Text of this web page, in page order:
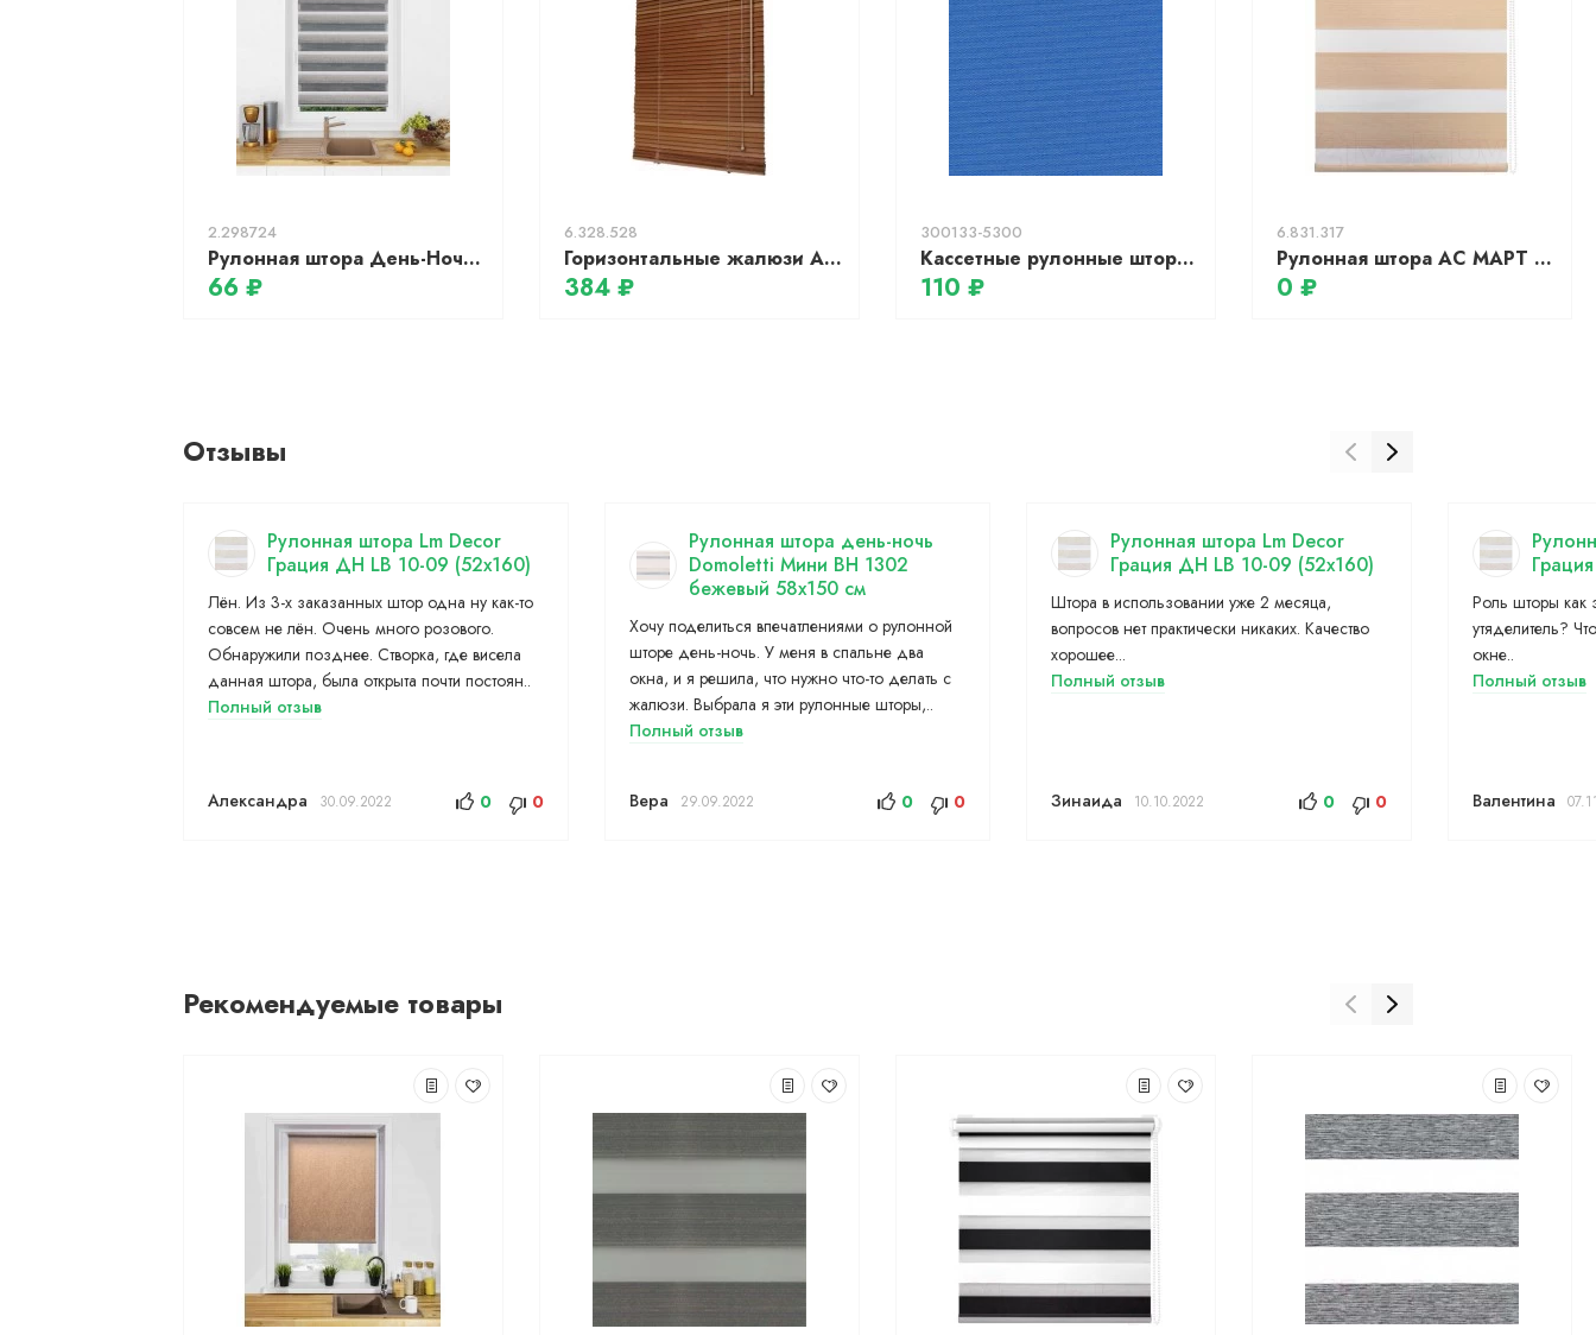
2.298724
Рулонная штора День-Ночь LB 55-04, 57х160см, серый
66 ₽
6.328.528
Горизонтальные жалюзи АС МАРТ 9797 52x150 (вишня)
384 ₽
300133-5300
Кассетные рулонные шторы УНИ 1 - АЛЬФА BLACK-OUT синий
110 ₽
6.831.317
Рулонная штора АС МАРТ Юпитер 40x200 (бежевый)
0 ₽
Отзывы
Рулонная штора Lm Decor
Грация ДН LB 10-09 (52x160)
Лён. Из 3-х заказанных штор одна ну как-то
совсем не лён. Очень много розового.
Обнаружили позднее. Створка, где висела
данная штора, была открыта почти постоян..
Полный отзыв
Александра 30.09.2022 0 0
Рулонная штора день-ночь
Domoletti Мини BH 1302
бежевый 58x150 см
Хочу поделиться впечатлениями о рулонной
шторе день-ночь. У меня в спальне два
окна, и я решила, что нужно что-то делать с
жалюзи. Выбрала я эти рулонные шторы,..
Полный отзыв
Вера 29.09.2022 0 0
Рулонная штора Lm Decor
Грация ДН LB 10-09 (52x160)
Штора в использовании уже 2 месяца,
вопросов нет практически никаких. Качество
хорошее...
Полный отзыв
Зинаида 10.10.2022 0 0
Роль шторы как
утяделитель?
окне..
Полный отзыв
Валентина
Рекомендуемые товары